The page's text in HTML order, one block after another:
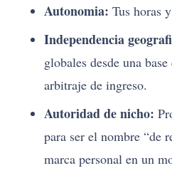
Autonomia: Tus horas
Independencia
globales desde una
arbitraje de ingreso.
Autoridad de nicho:
para ser el nombre “de
marca personal en un